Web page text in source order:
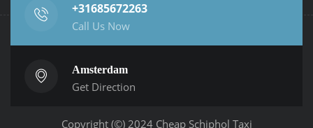
+31685672263
Call Us Now
Amsterdam
Get Direction
Copyright (©) 2024 Cheap Schiphol Taxi